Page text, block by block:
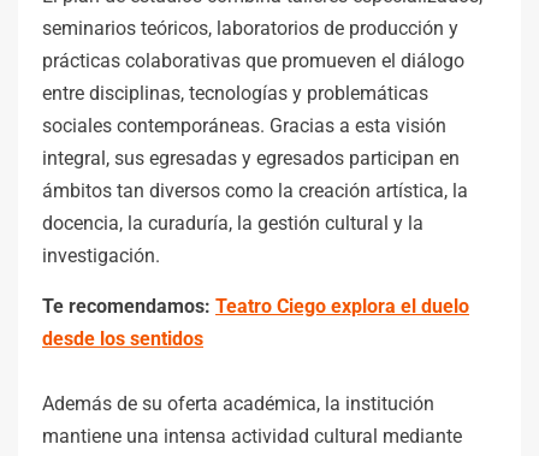
seminarios teóricos, laboratorios de producción y
prácticas colaborativas que promueven el diálogo
entre disciplinas, tecnologías y problemáticas
sociales contemporáneas. Gracias a esta visión
integral, sus egresadas y egresados participan en
ámbitos tan diversos como la creación artística, la
docencia, la curaduría, la gestión cultural y la
investigación.
Te recomendamos: Teatro Ciego explora el duelo
desde los sentidos
Además de su oferta académica, la institución
mantiene una intensa actividad cultural mediante